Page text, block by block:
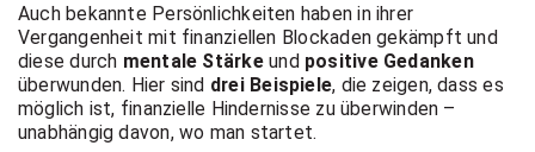
Auch bekannte Persönlichkeiten haben in ihrer
Vergangenheit mit finanziellen Blockaden gekämpft und
diese durch mentale Stärkeund positive Gedanken
überwunden. Hier sind drei Beispiele, die zeigen, dass es
möglich ist, finanzielle Hindernisse zu überwinden –
unabhängig davon, wo man startet.